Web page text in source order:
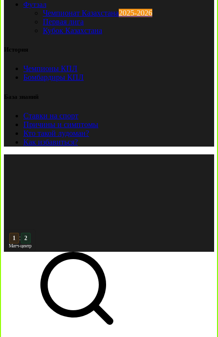
Футзал
Чемпионат Казахстана2025-2026
Первая лига
Кубок Казахстана
История
Чемпионы КПЛ
Бомбардиры КПЛ
База знаний
Ставки на спорт
Причины и симптомы
Кто такой лудоман?
Как избавиться?
2 : 2
Матч-центр